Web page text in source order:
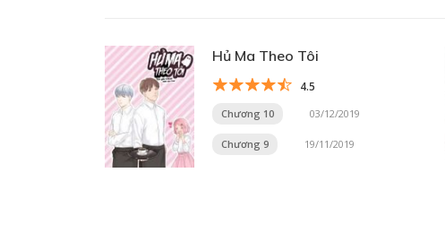
Hủ Ma Theo Tôi
4.5
Chương 10 03/12/2019
Chương 9 19/11/2019